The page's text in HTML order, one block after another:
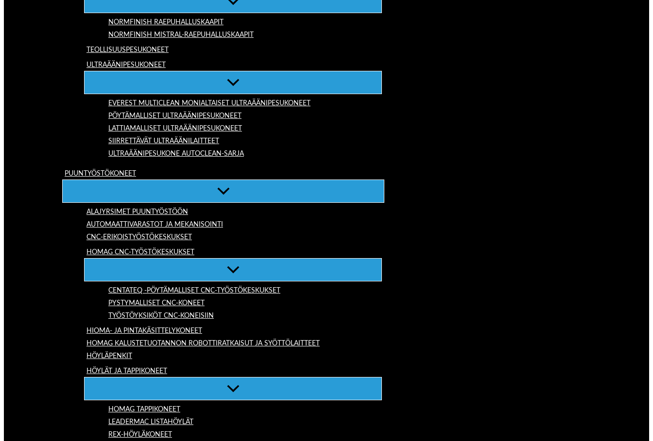
NORMFINISH RAEPUHALLUSKAAPIT
NORMFINISH MISTRAL-RAEPUHALLUSKAAPIT
TEOLLISUUSPESUKONEET
ULTRAÄÄNIPESUKONEET
EVEREST MULTICLEAN MONIALTAISET ULTRAÄÄNIPESUKONEET
PÖYTÄMALLISET ULTRAÄÄNIPESUKONEET
LATTIAMALLISET ULTRAÄÄNIPESUKONEET
SIIRRETTÄVÄT ULTRAÄÄNILAITTEET
ULTRAÄÄNIPESUKONE AUTOCLEAN-SARJA
PUUNTYÖSTÖKONEET
ALAJYRSIMET PUUNTYÖSTÖÖN
AUTOMAATTIVARASTOT JA MEKANISOINTI
CNC-ERIKOISTYÖSTÖKESKUKSET
HOMAG CNC-TYÖSTÖKESKUKSET
CENTATEQ -PÖYTÄMALLISET CNC-TYÖSTÖKESKUKSET
PYSTYMALLISET CNC-KONEET
TYÖSTÖYKSIKÖT CNC-KONEISIIN
HIOMA- JA PINTAKÄSITTELYKONEET
HOMAG KALUSTETUOTANNON ROBOTTIRATKAISUT JA SYÖTTÖLAITTEET
HÖYLÄPENKIT
HÖYLÄT JA TAPPIKONEET
HOMAG TAPPIKONEET
LEADERMAC LISTAHÖYLÄT
REX-HÖYLÄKONEET